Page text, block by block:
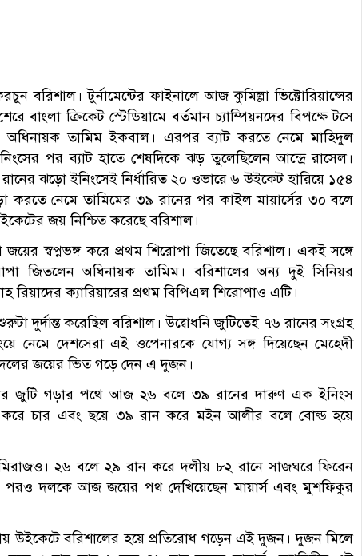
বরিশাল। টুর্নামেন্টের ফাইনালে আজ কুমিল্লা ভিক্টোরিয়ান্সের
বাংলা ক্রিকেট স্টেডিয়ামে বর্তমান চ্যাম্পিয়নদের বিপক্ষে টসে
অধিনায়ক তামিম ইকবাল। এরপর ব্যাট করতে নেমে মাহিদুল
পর ব্যাট হাতে শেষদিকে ঝড় তুলেছিলেন আন্দ্রে রাসেল।
ঝড়ো ইনিংসেই নির্ধারিত ২০ ওভারে ৬ উইকেট হারিয়ে ১৫৪
করতে নেমে তামিমের ৩৯ রানের পর কাইল মায়ার্সের ৩০ বলে
জয় নিশ্চিত করেছে বরিশাল।
জয়ের স্বপ্নভঙ্গ করে প্রথম শিরোপা জিতেছে বরিশাল। একই সঙ্গে
জিতলেন অধিনায়ক তামিম। বরিশালের অন্য দুই সিনিয়র
রিয়াদের ক্যারিয়ারের প্রথম বিপিএল শিরোপাও এটি।
দুর্দান্ত করেছিল বরিশাল। উদ্বোধনি জুটিতেই ৭৬ রানের সংগ্রহ
নেমে দেশসেরা এই ওপেনারকে যোগ্য সঙ্গ দিয়েছেন মেহেদী
জয়ের ভিত গড়ে দেন এ দুজন।
জুটি গড়ার পথে আজ ২৬ বলে ৩৯ রানের দারুণ এক ইনিংস
করে চার এবং ছয়ে ৩৯ রান করে মইন আলীর বলে বোল্ড হয়ে
২৬ বলে ২৯ রান করে দলীয় ৮২ রানে সাজঘরে ফিরেন
পরও দলকে আজ জয়ের পথ দেখিয়েছেন মায়ার্স এবং মুশফিকুর
উইকেটে বরিশালের হয়ে প্রতিরোধ গড়েন এই দুজন। দুজন মিলে